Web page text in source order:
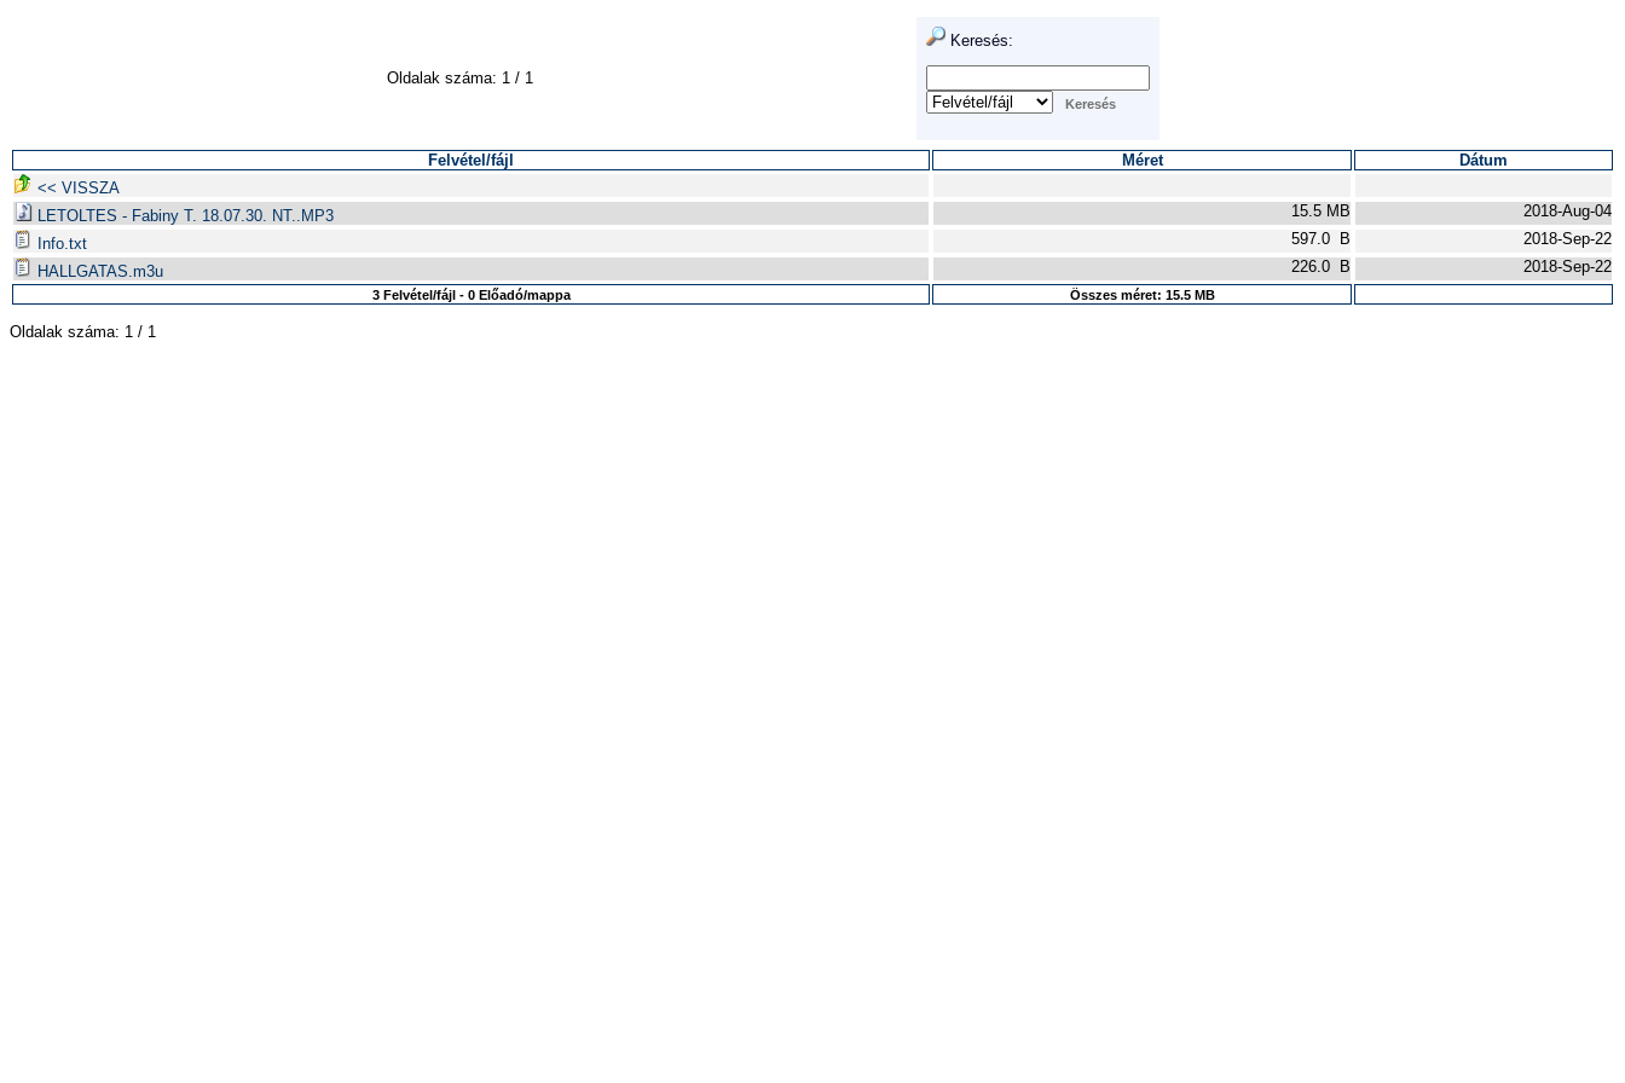
Oldalak száma: 1 / 1
Keresés:
Felvétel/fájl Méret
Dátum
<< VISSZA
LETOLTES - Fabiny T. 18.07.30. NT..MP3
15.5 MB
2018-Aug-04
Info.txt
597.0 B
2018-Sep-22
HALLGATAS.m3u
226.0 B 2018-Sep-22
3 Felvétel/fájl - 0 Előadó/mappa Összes méret: 15.5 MB
Oldalak száma: 1 / 1